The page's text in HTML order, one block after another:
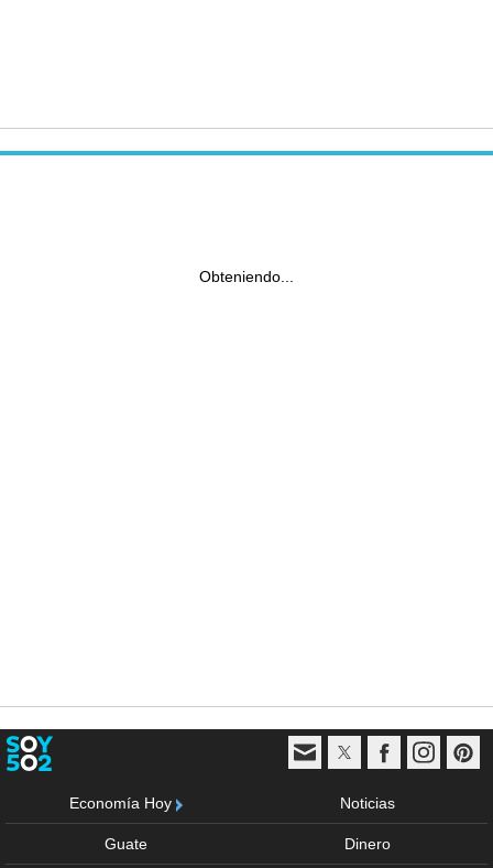
Obteniendo...
Economía Hoy Noticias
Guate Dinero